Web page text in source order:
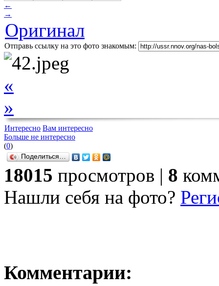
←
→
Оригинал
Отправь ссылку на это фото знакомым:
«
»
Интересно Вам интересно
Больше не интересно
(0)
Поделиться…
18015 просмотров | 8
Нашли себя на фото?
Комментарии: